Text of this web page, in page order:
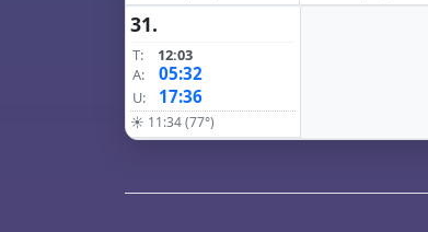
31.
T:
12:03
A:
05:32
U: 17:36
☀ 11:34 (77°)